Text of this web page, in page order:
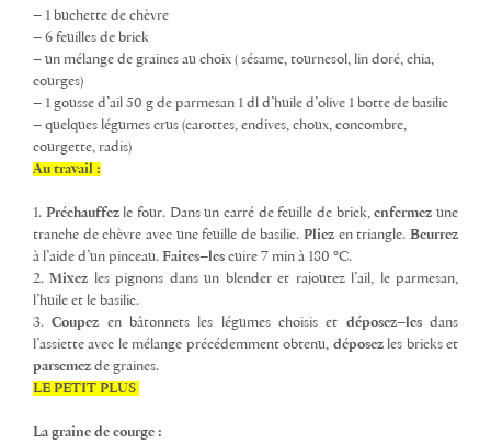
– 1 buchette de chèvre
– 6 feuilles de brick
– un mélange de graines au choix ( sésame, tournesol, lin doré, chia,
courges)
– 1 gousse d’ail 50 g de parmesan 1 dl d’huile d’olive 1 botte de basilic
– quelques légumes crus (carottes, endives, choux, concombre,
courgette, radis)
Au travail :
1. Préchauffezle four. Dans un carré de feuille de brick,enfermez une
tranche de chèvre avec une feuille de basilic.Pliez en triangle.Beurrez
à l’aide d’un pinceau. Faites–les cuire 7 min à 180 °C.
2.Mixez les pignons dans un blender et rajoutez l’ail, le parmesan,
l’huile et le basilic.
3.Coupez en bâtonnets les légumes choisis et déposez–lesdans
l’assiette avec le mélange précédemment obtenu, déposezles bricks et
parsemez de graines.
LE PETIT PLUS
La graine de courge :